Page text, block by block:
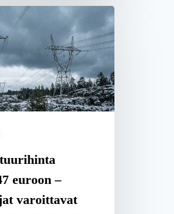
euroon –
varoittavat